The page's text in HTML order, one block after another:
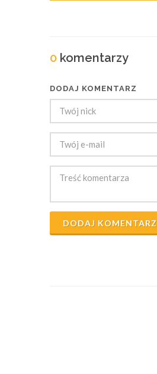
0 komentarzy
DODAJ KOMENTARZ
DODAJ KOMENTARZ